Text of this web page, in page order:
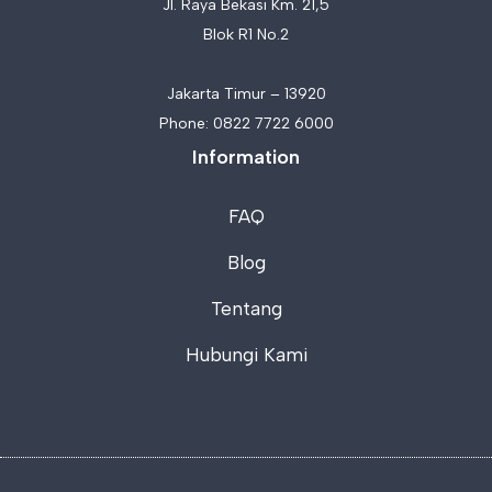
Jl. Raya Bekasi Km. 21,5
Blok R1 No.2
Jakarta Timur – 13920
Phone: 0822 7722 6000
Information
FAQ
Blog
Tentang
Hubungi Kami